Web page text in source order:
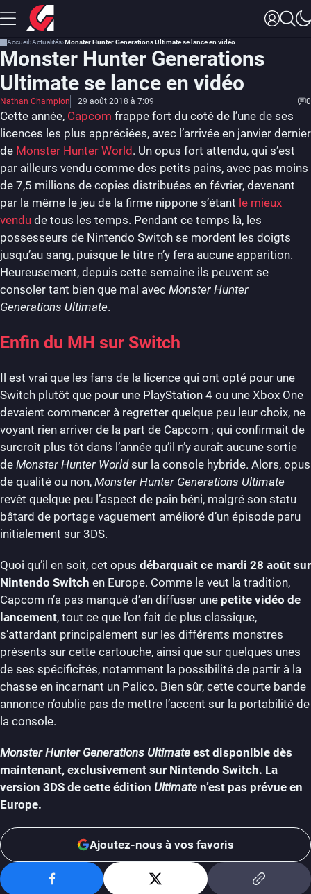
Accueil Actualités Monster Hunter Generations Ultimate se lance en vidéo
Monster Hunter Generations
Ultimate se lance en vidéo
Nathan Champion 29 août 2018 à 7:09 0
Cette année, Capcom frappe fort du coté de l’une de ses
licences les plus appréciées, avec l’arrivée en janvier dernier
de Monster Hunter World . Un opus fort attendu, qui s’est
par ailleurs vendu comme des petits pains, avec pas moins
de 7,5 millions de copies distribuées en février, devenant
par la même le jeu de la firme nippone s’étant le mieux
vendu de tous les temps. Pendant ce temps là, les
possesseurs de Nintendo Switch se mordent les doigts
jusqu’au sang, puisque le titre n’y fera aucune apparition.
Heureusement, depuis cette semaine ils peuvent se
consoler tant bien que mal avec Monster Hunter
Generations Ultimate.
Enfin du MH sur Switch
Il est vrai que les fans de la licence qui ont opté pour une
Switch plutôt que pour une PlayStation 4 ou une Xbox One
devaient commencer à regretter quelque peu leur choix, ne
voyant rien arriver de la part de Capcom ; qui confirmait de
surcroît plus tôt dans l’année qu’il n’y aurait aucune sortie
de Monster Hunter Worldsur la console hybride. Alors, opus
de qualité ou non, Monster Hunter Generations Ultimate
revêt quelque peu l’aspect de pain béni, malgré son statu
bâtard de portage vaguement amélioré d’un épisode paru
initialement sur 3DS.
Quoi qu’il en soit, cet opus débarquait ce mardi 28 août sur
Nintendo Switch en Europe. Comme le veut la tradition,
Capcom n’a pas manqué d’en diffuser une petite vidéo de
lancement, tout ce que l’on fait de plus classique,
s’attardant principalement sur les différents monstres
présents sur cette cartouche, ainsi que sur quelques unes
de ses spécificités, notamment la possibilité de partir à la
chasse en incarnant un Palico. Bien sûr, cette courte bande
annonce n’oublie pas de mettre l’accent sur la portabilité de
la console.
Monster Hunter Generations Ultimate est disponible dès
maintenant, exclusivement sur Nintendo Switch. La
version 3DS de cette édition Ultimate n’est pas prévue en
Europe.
Ajoutez-nous à vos favoris